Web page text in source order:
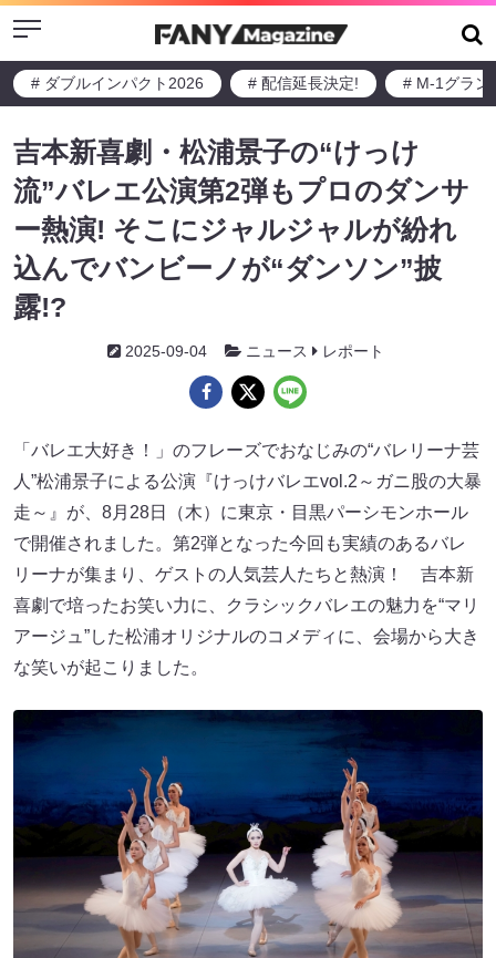
Menu
# ダブルインパクト2026 # 配信延長決定! # M-1グラン
吉本新喜劇・松浦景子の“けっけ
流”バレエ公演第2弾もプロのダンサ
ー熱演! そこにジャルジャルが紛れ
込んでバンビーノが“ダンソン”披
露!?
2025-09-04 ニュース レポート
「バレエ大好き！」のフレーズでおなじみの“バレリーナ芸
人”松浦景子による公演『けっけバレエvol.2～ガニ股の大暴
走～』が、8月28日（木）に東京・目黒パーシモンホール
で開催されました。第2弾となった今回も実績のあるバレ
リーナが集まり、ゲストの人気芸人たちと熱演！ 吉本新
喜劇で培ったお笑い力に、クラシックバレエの魅力を“マリ
アージュ”した松浦オリジナルのコメディに、会場から大き
な笑いが起こりました。